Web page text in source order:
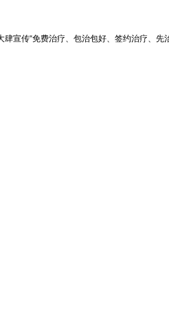
宣传“免费治疗、包治包好、签约治疗、